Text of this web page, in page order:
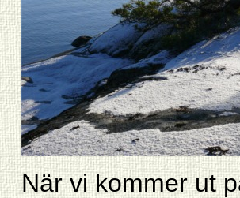
När vi kommer ut